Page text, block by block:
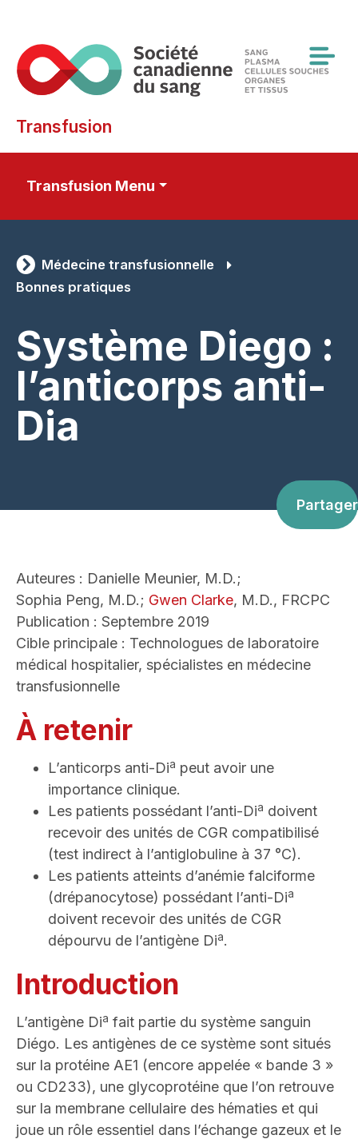
main
content
Transfusion
Transfusion Menu
Médecine transfusionnelle
Bonnes pratiques
Système Diego :
l’anticorps anti-
Dia
Partager
Auteures : Danielle Meunier, M.D.;
Sophia Peng, M.D.; Gwen Clarke, M.D., FRCPC
Publication : Septembre 2019
Cible principale : Technologues de laboratoire
médical hospitalier, spécialistes en médecine
transfusionnelle
À retenir
L’anticorps anti-Dia peut avoir une
importance clinique.
Les patients possédant l’anti-Dia doivent
recevoir des unités de CGR compatibilisé
(test indirect à l’antiglobuline à 37 °C).
Les patients atteints d’anémie falciforme
(drépanocytose) possédant l’anti-Dia
doivent recevoir des unités de CGR
dépourvu de l’antigène Dia.
Introduction
L’antigène Dia fait partie du système sanguin
Diégo. Les antigènes de ce système sont situés
sur la protéine AE1 (encore appelée « bande 3 »
ou CD233), une glycoprotéine que l’on retrouve
sur la membrane cellulaire des hématies et qui
joue un rôle essentiel dans l’échange gazeux et le